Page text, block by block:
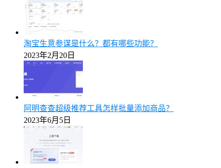
淘宝生意参谋是什么？都有哪些功能？
2023年2月20日
阿明查查超级推荐工具怎样批量添加商品？
2023年6月5日